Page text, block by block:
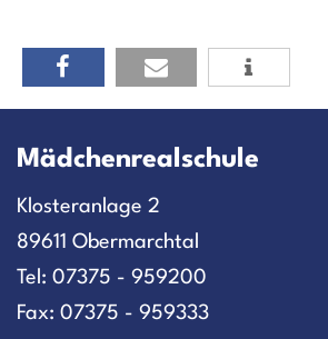
Mädchenrealschule
Klosteranlage 2
89611 Obermarchtal
Tel: 07375 - 959200
Fax: 07375 - 959333